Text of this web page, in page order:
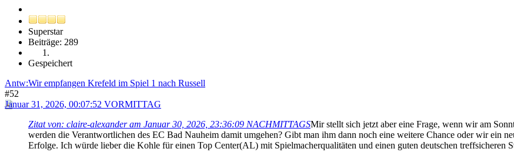
Superstar
Beiträge: 289
Gespeichert
Antw:Wir empfangen Krefeld im Spiel 1 nach Russell
#52
Januar 31, 2026, 00:07:52 VORMITTAG
Zitat von: claire-alexander am Januar 30, 2026, 23:36:09 NACHMITTAGSMir stellt sich jetzt aber eine Frage, wenn wir am
werden die Verantwortlichen des EC Bad Nauheim damit umgehen? Gibt man ihm dann noch eine weitere Chance oder wir ein
Erfolge. Ich würde lieber die Kohle für einen Top Center(AL) mit Spielmacherqualitäten und einen guten deutschen treffsicheren